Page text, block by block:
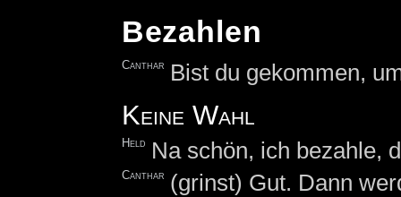
Bezahlen
Canthar Bist du gekommen,
Keine Wahl
Held Na schön, ich bezahle,
Canthar (grinst) Gut. Dann